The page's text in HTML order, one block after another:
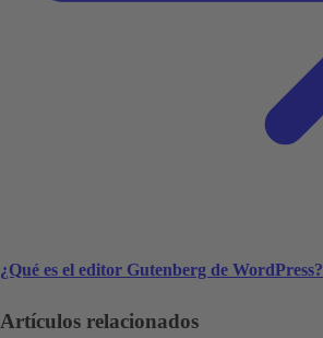
¿Qué es el editor Gutenberg de WordPress?
Artículos relacionados